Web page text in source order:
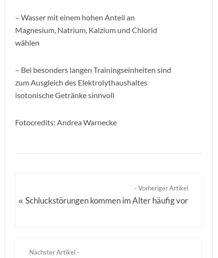
– Wasser mit einem hohen Anteil an
Magnesium, Natrium, Kalzium und Chlorid
wählen
– Bei besonders langen Trainingseinheiten sind
zum Ausgleich des Elektrolythaushaltes
isotonische Getränke sinnvoll
Fotocredits: Andrea Warnecke
- Vorheriger Artikel
«Schluckstörungen kommen im Alter häufig vor
Nächster Artikel -